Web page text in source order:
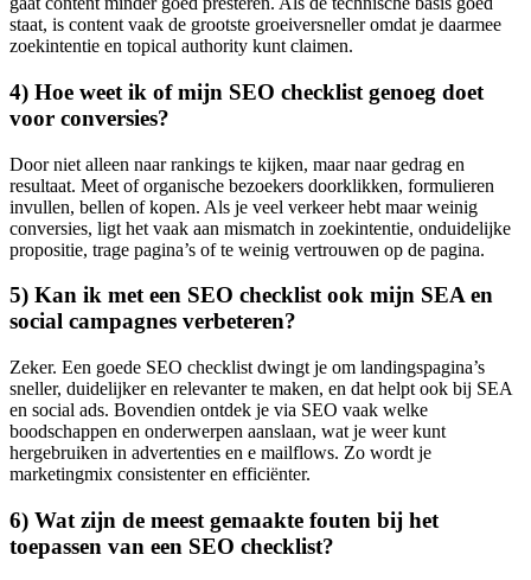
staat, is content vaak de grootste groeiversneller omdat je daarmee
zoekintentie en topical authority kunt claimen.
4) Hoe weet ik of mijn SEO checklist genoeg doet
voor conversies?
Door niet alleen naar rankings te kijken, maar naar gedrag en
resultaat. Meet of organische bezoekers doorklikken, formulieren
invullen, bellen of kopen. Als je veel verkeer hebt maar weinig
conversies, ligt het vaak aan mismatch in zoekintentie, onduidelijke
propositie, trage pagina’s of te weinig vertrouwen op de pagina.
5) Kan ik met een SEO checklist ook mijn SEA en
social campagnes verbeteren?
Zeker. Een goede SEO checklist dwingt je om landingspagina’s
sneller, duidelijker en relevanter te maken, en dat helpt ook bij SEA
en social ads. Bovendien ontdek je via SEO vaak welke
boodschappen en onderwerpen aanslaan, wat je weer kunt
hergebruiken in advertenties en e mailflows. Zo wordt je
marketingmix consistenter en efficiënter.
6) Wat zijn de meest gemaakte fouten bij het
toepassen van een SEO checklist?